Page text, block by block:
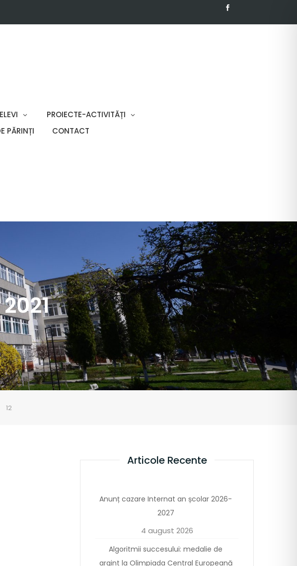
ELEVI
PROIECTE-ACTIVITĂȚI
PĂRINȚI CONTACT
12
Articole Recente
Anunț cazare Internat an școlar 2026-
2027
4 august 2026
Algoritmii succesului: medalie de
argint la Olimpiada Central Europeană